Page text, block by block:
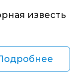
известь